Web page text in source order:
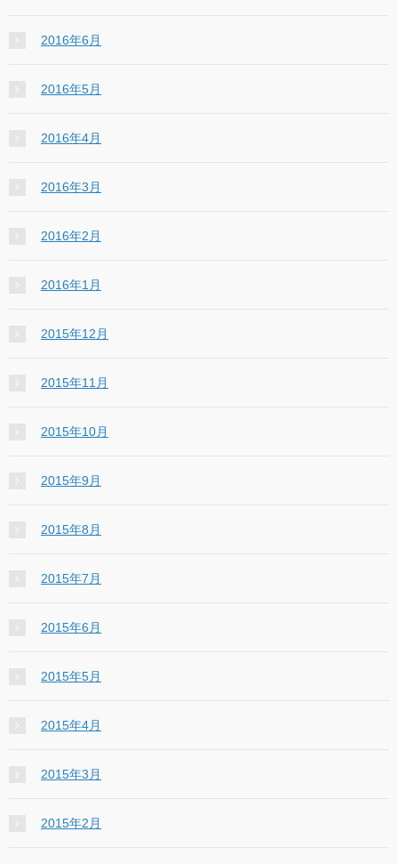
2016年6月
2016年5月
2016年4月
2016年3月
2016年2月
2016年1月
2015年12月
2015年11月
2015年10月
2015年9月
2015年8月
2015年7月
2015年6月
2015年5月
2015年4月
2015年3月
2015年2月